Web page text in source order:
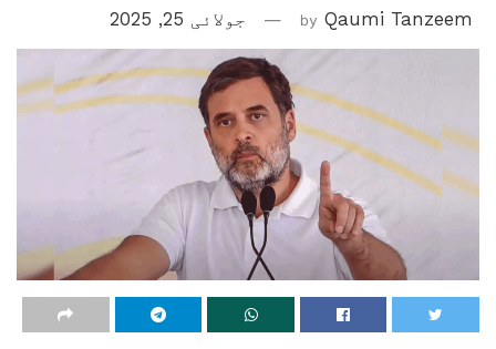
by Qaumi Tanzeem جولائی 25, 2025